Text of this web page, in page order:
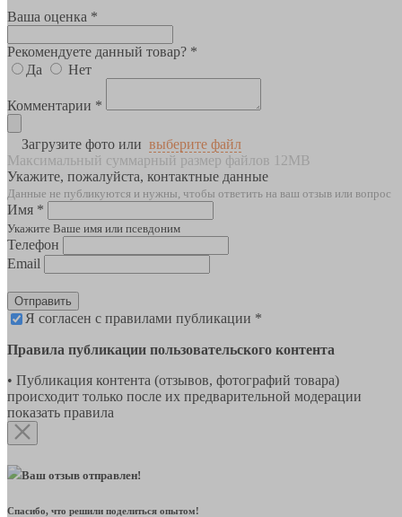
Ваша оценка *
Рекомендуете данный товар? *
Да
Нет
Комментарии *
Загрузите фото или выберите файл
Максимальный суммарный размер файлов 12MB
Укажите, пожалуйста, контактные данные
Данные не публикуются и нужны, чтобы ответить на ваш отзыв или вопрос
Имя *
Укажите Ваше имя или псевдоним
Телефон
Email
Отправить
Я согласен с правилами публикации *
Правила публикации пользовательского контента
• Публикация контента (отзывов, фотографий товара)
происходит только после их предварительной модерации
показать правила
Ваш отзыв отправлен!
Спасибо, что решили поделиться опытом!